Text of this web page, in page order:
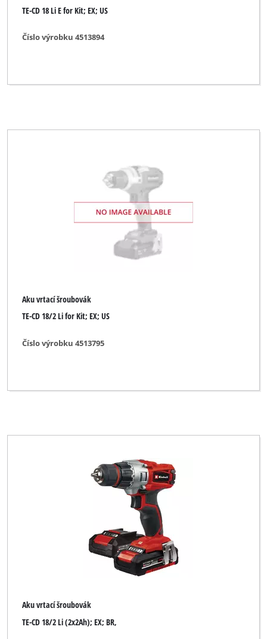
TE-CD 18 Li E for Kit; EX; US
Číslo výrobku 4513894
Aku vrtací šroubovák
TE-CD 18/2 Li for Kit; EX; US
Číslo výrobku 4513795
Aku vrtací šroubovák
TE-CD 18/2 Li (2x2Ah); EX; BR,